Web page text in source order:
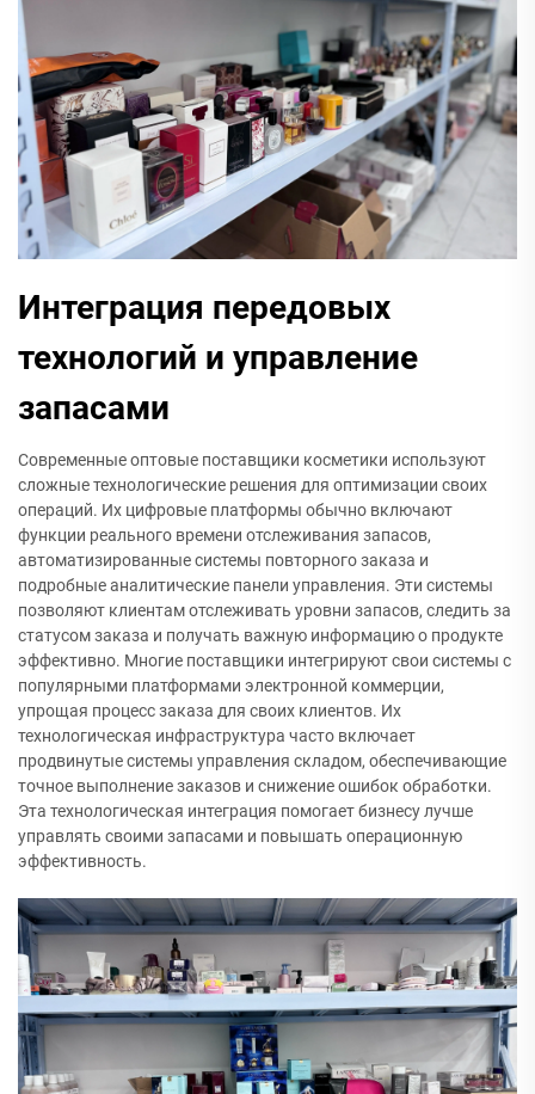
Интеграция передовых
технологий и управление
запасами
Современные оптовые поставщики косметики используют
сложные технологические решения для оптимизации своих
операций. Их цифровые платформы обычно включают
функции реального времени отслеживания запасов,
автоматизированные системы повторного заказа и
подробные аналитические панели управления. Эти системы
позволяют клиентам отслеживать уровни запасов, следить за
статусом заказа и получать важную информацию о продукте
эффективно. Многие поставщики интегрируют свои системы с
популярными платформами электронной коммерции,
упрощая процесс заказа для своих клиентов. Их
технологическая инфраструктура часто включает
продвинутые системы управления складом, обеспечивающие
точное выполнение заказов и снижение ошибок обработки.
Эта технологическая интеграция помогает бизнесу лучше
управлять своими запасами и повышать операционную
эффективность.